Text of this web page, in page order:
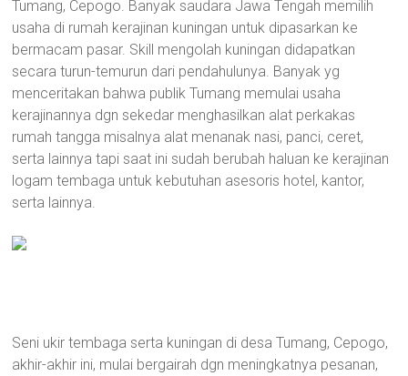
Tumang, Cepogo. Banyak saudara Jawa Tengah memilih
usaha di rumah kerajinan kuningan untuk dipasarkan ke
bermacam pasar. Skill mengolah kuningan didapatkan
secara turun-temurun dari pendahulunya. Banyak yg
menceritakan bahwa publik Tumang memulai usaha
kerajinannya dgn sekedar menghasilkan alat perkakas
rumah tangga misalnya alat menanak nasi, panci, ceret,
serta lainnya tapi saat ini sudah berubah haluan ke kerajinan
logam tembaga untuk kebutuhan asesoris hotel, kantor,
serta lainnya.
Seni ukir tembaga serta kuningan di desa Tumang, Cepogo,
akhir-akhir ini, mulai bergairah dgn meningkatnya pesanan,